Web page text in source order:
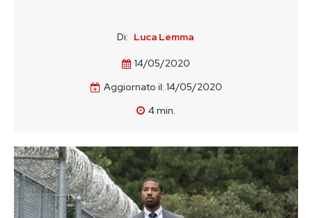
Di: Luca Lemma
14/05/2020
Aggiornato il: 14/05/2020
4min.